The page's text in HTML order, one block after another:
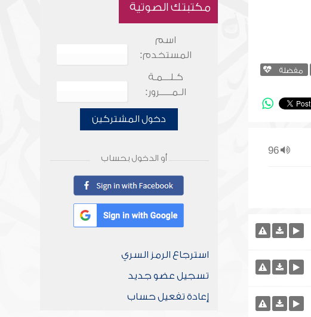
مفضلة
96
مكتبتك الصوتية
اسم
المستخدم:
كـلـــمـة
الـمـــــرور:
دخول المشتركين
أو الدخول بحساب
استرجاع الرمز السري
تسجيل عضو جديد
إعادة تفعيل حساب